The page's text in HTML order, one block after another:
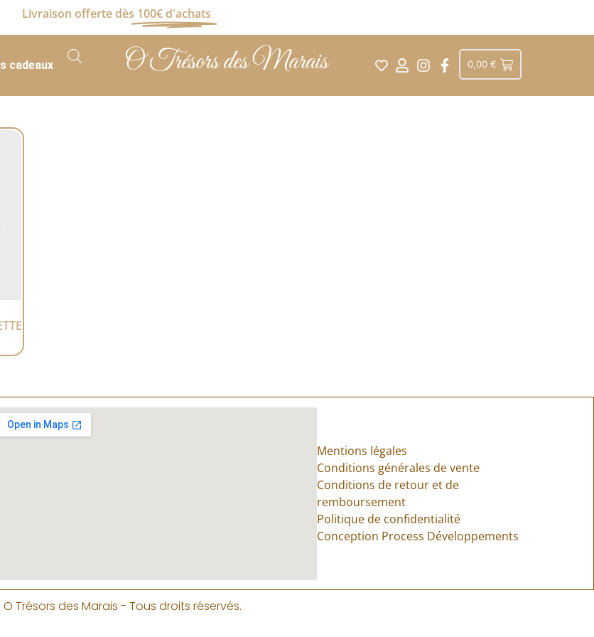
Livraison offerte dès 100€ d'achats
cadeaux O Trésors des Marais 0,00 €
Mentions légales
Conditions générales de vente
Conditions de retour et de
remboursement
Politique de confidentialité
Conception Process Développements
Trésors des Marais - Tous droits réservés.